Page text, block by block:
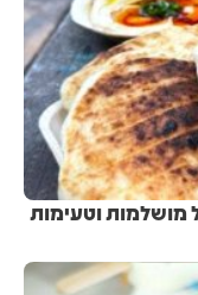
מושלמות וטעימות